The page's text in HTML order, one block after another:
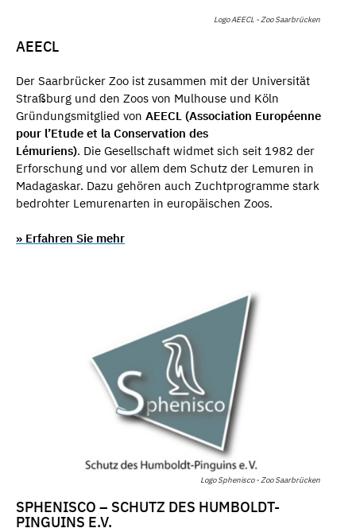
Logo AEECL - Zoo Saarbrücken
AEECL
Der Saarbrücker Zoo ist zusammen mit der Universität
Straßburg und den Zoos von Mulhouse und Köln
Gründungsmitglied von AEECL (Association Européenne
pour l’Etude et la Conservation des
Lémuriens). Die Gesellschaft widmet sich seit 1982 der
Erforschung und vor allem dem Schutz der Lemuren in
Madagaskar. Dazu gehören auch Zuchtprogramme stark
bedrohter Lemurenarten in europäischen Zoos.
» Erfahren Sie mehr
Logo Sphenisco - Zoo Saarbrücken
SPHENISCO – SCHUTZ DES HUMBOLDT-
PINGUINS E.V.